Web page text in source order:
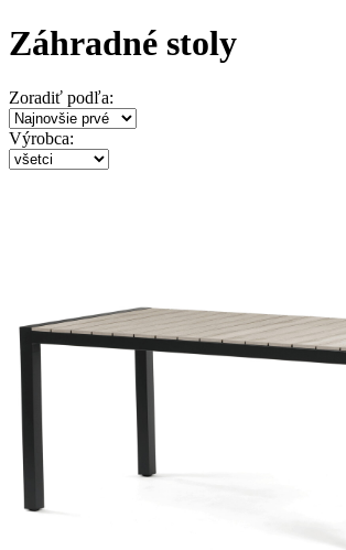
Záhradné stoly
Zoradiť podľa:
Výrobca: